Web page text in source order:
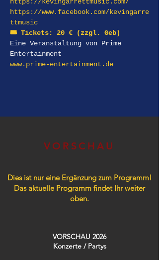
https://www.facebook.com/kevingarre
ttmusic
🎟️ Tickets: 20 € (zzgl. Geb)
Eine Veranstaltung von Prime
Entertainment
www.prime-entertainment.de
VORSCHAU
Dies ist nur eine Ergänzung zum Programm!
Das aktuelle Programm findet Ihr weiter
oben.
VORSCHAU 2026
Konzerte / Partys​